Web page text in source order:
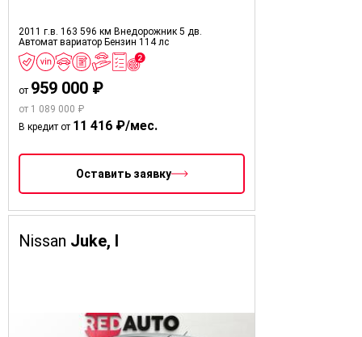
2011 г.в. 163 596 км Внедорожник 5 дв.
Автомат вариатор Бензин 114 лс
от 959 000 ₽
от 1 089 000 ₽
В кредит от 11 416 ₽/мес.
Оставить заявку
Nissan Juke, I